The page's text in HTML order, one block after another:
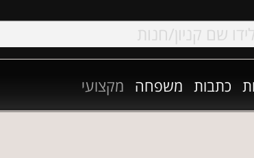
כתבות משפחה מקצועי